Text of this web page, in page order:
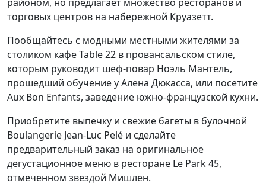
торговых центров на набережной Круазетт.
Пообщайтесь с модными местными жителями за
столиком кафе Table 22 в провансальском стиле,
которым руководит шеф-повар Ноэль Мантель,
прошедший обучение у Алена Дюкасса, или посетите
Aux Bon Enfants, заведение южно-французской кухни.
Приобретите выпечку и свежие багеты в булочной
Boulangerie Jean-Luc Pelé и сделайте
предварительный заказ на оригинальное
дегустационное меню в ресторане Le Park 45,
отмеченном звездой Мишлен.